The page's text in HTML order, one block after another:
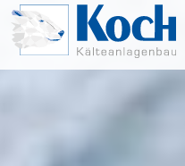
Zum Hauptinhalt springen